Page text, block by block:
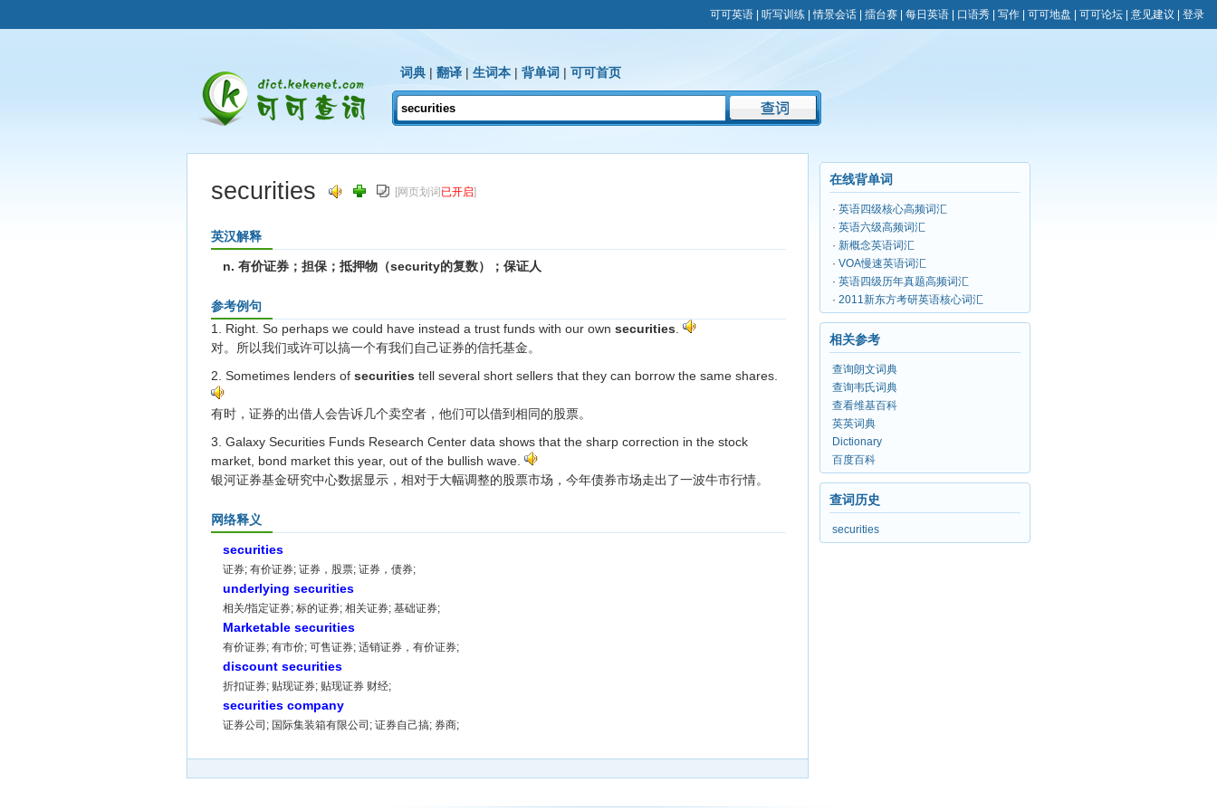
可可英语 听写训练 |情景会话 擂台赛 每日英语 口语秀 写作 可可地盘 可可论坛 意见建议 登录
词典 | 翻译 | 生词本 | 背单词 | 可可首页
securities [网页划词 已开启]
英汉解释
n. 有价证券；担保；抵押物（security的复数）；保证人
参考例句
1. Right. So perhaps we could have instead a trust funds with our own securities
对。所以我们或许可以搞一个有我们自己证券的信托基金。
2. Sometimes lenders of securities tell several short sellers that they can borrow the same shares.
有时，证券的出借人会告诉几个卖空者，他们可以借到相同的股票。
3. Galaxy Securities Funds Research Center data shows that the sharp correction in the stock
market, bond market this year, out of the bullish wave.
银河证券基金研究中心数据显示，相对于大幅调整的股票市场，今年债券市场走出了一波牛市行情。
网络释义
securities
证券; 有价证券; 证券，股票; 证券，债券;
underlying securities
相关/指定证券; 标的证券; 相关证券; 基础证券;
Marketable securities
有价证券; 有市价; 可售证券; 适销证券，有价证券;
discount securities
折扣证券; 贴现证券; 贴现证券 财经;
securities company
证券公司; 国际集装箱有限公司; 证券自己搞; 券商;
在线背单词
· 英语四级核心高频词汇
· 英语六级高频词汇
· 新概念英语词汇
· VOA慢速英语词汇
· 英语四级历年真题高频词汇
· 2011新东方考研英语核心词汇
相关参考
查询朗文词典
查询韦氏词典
查看维基百科
英英词典
Dictionary
百度百科
查词历史
securities